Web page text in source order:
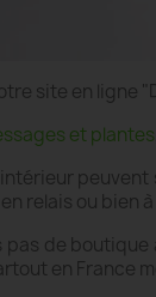
site en ligne
et plantes
relais ou bien à
pas de
en France